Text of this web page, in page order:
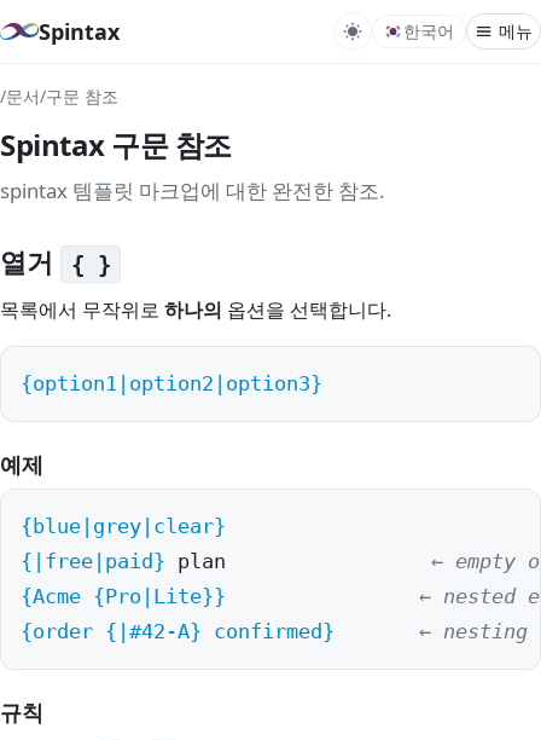
Spintax 한국어 메뉴
/문서/구문 참조
Spintax 구문 참조
spintax 템플릿 마크업에 대한 완전한 참조.
열거 { }
목록에서 무작위로 하나의 옵션을 선택합니다.
{option1|option2|option3}
예제
{blue|grey|clear}
{|free|paid} plan ← empty
{Acme {Pro|Lite}}
← nested
{order {|#42-A} confirmed}
← nesting
규칙